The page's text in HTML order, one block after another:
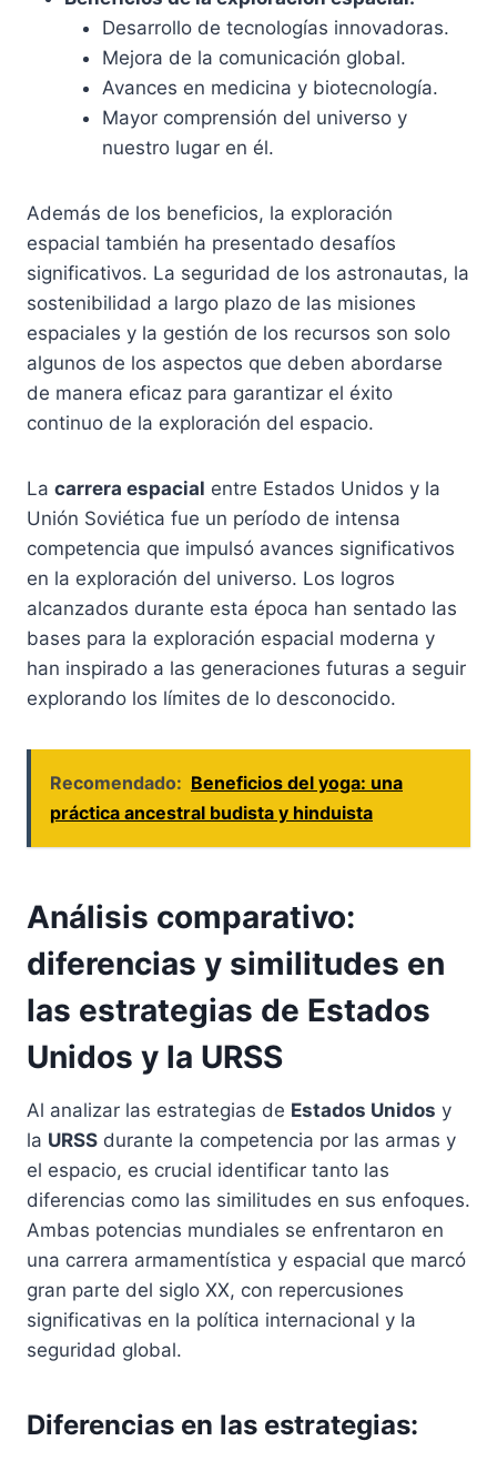
Desarrollo de tecnologías innovadoras.
Mejora de la comunicación global.
Avances en medicina y biotecnología.
Mayor comprensión del universo y
nuestro lugar en él.
Además de los beneficios, la exploración
espacial también ha presentado desafíos
significativos. La seguridad de los astronautas, la
sostenibilidad a largo plazo de las misiones
espaciales y la gestión de los recursos son solo
algunos de los aspectos que deben abordarse
de manera eficaz para garantizar el éxito
continuo de la exploración del espacio.
La carrera espacial entre Estados Unidos y la
Unión Soviética fue un período de intensa
competencia que impulsó avances significativos
en la exploración del universo. Los logros
alcanzados durante esta época han sentado las
bases para la exploración espacial moderna y
han inspirado a las generaciones futuras a seguir
explorando los límites de lo desconocido.
Recomendado: Beneficios del yoga: una
práctica ancestral budista y hinduista
Análisis comparativo:
diferencias y similitudes en
las estrategias de Estados
Unidos y la URSS
Al analizar las estrategias de Estados Unidos y
la URSS durante la competencia por las armas y
el espacio, es crucial identificar tanto las
diferencias como las similitudes en sus enfoques.
Ambas potencias mundiales se enfrentaron en
una carrera armamentística y espacial que marcó
gran parte del siglo XX, con repercusiones
significativas en la política internacional y la
seguridad global.
Diferencias en las estrategias: